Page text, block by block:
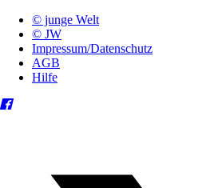
© junge Welt
© JW
Impressum/Datenschutz
AGB
Hilfe